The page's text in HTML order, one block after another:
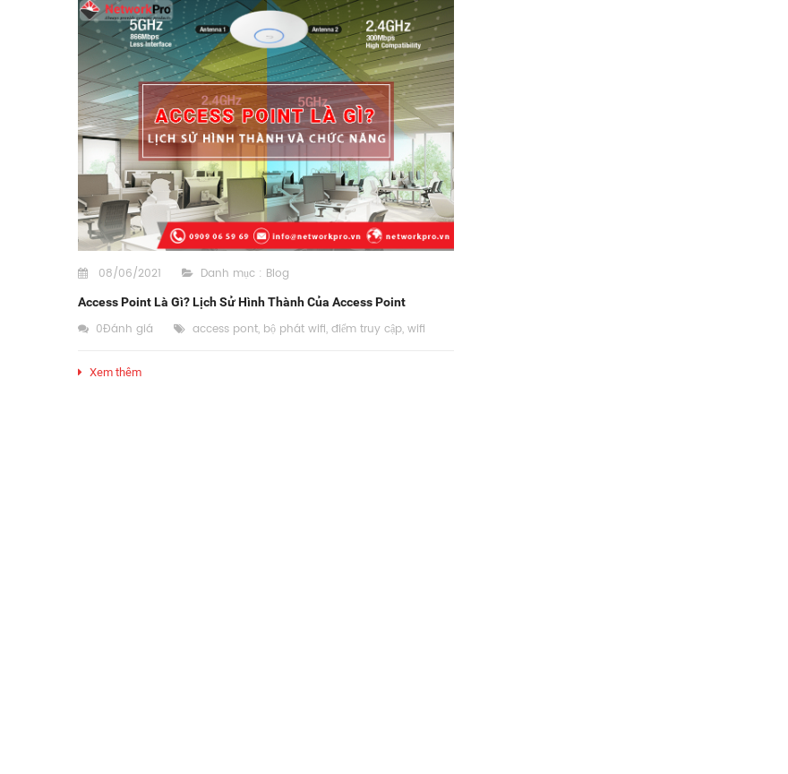
08/06/2021 Danh mục : Blog
Access Point Là Gì? Lịch Sử Hình Thành Của Access Point
0Đánh giá access pont, bộ phát wifi, điểm truy cập, wifi
Xem thêm